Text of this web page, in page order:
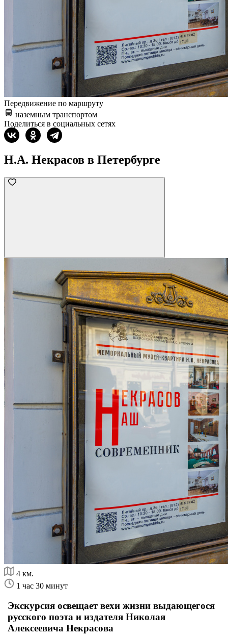
Передвижение по маршруту
наземным транспортом
Поделиться в социальных сетях
Н.А. Некрасов в Петербурге
4 км.
1 час 30 минут
Экскурсия освещает вехи жизни выдающегося
русского поэта и издателя Николая
Алексеевича Некрасова